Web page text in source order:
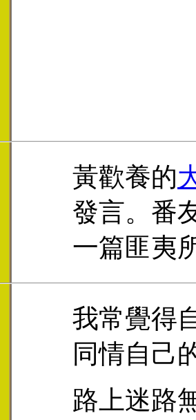
黃歡養的
發言。番
一篇匪夷
我常覺得
同情自己
路上迷路